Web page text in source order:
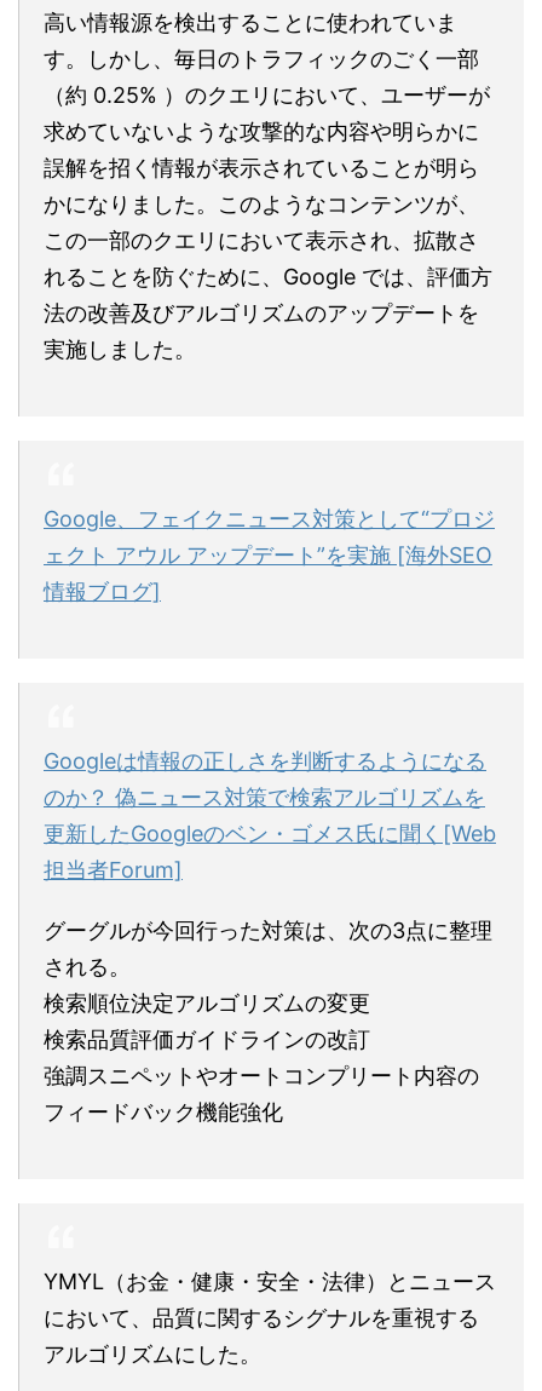
高い情報源を検出することに使われていま
す。しかし、毎日のトラフィックのごく一部
（約 0.25% ）のクエリにおいて、ユーザーが
求めていないような攻撃的な内容や明らかに
誤解を招く情報が表示されていることが明ら
かになりました。このようなコンテンツが、
この一部のクエリにおいて表示され、拡散さ
れることを防ぐために、Google では、評価方
法の改善及びアルゴリズムのアップデートを
実施しました。
Google、フェイクニュース対策として“プロジ
ェクト アウル アップデート”を実施 [海外SEO
情報ブログ]
Googleは情報の正しさを判断するようになる
のか？ 偽ニュース対策で検索アルゴリズムを
更新したGoogleのベン・ゴメス氏に聞く[Web
担当者Forum]
グーグルが今回行った対策は、次の3点に整理
される。
検索順位決定アルゴリズムの変更
検索品質評価ガイドラインの改訂
強調スニペットやオートコンプリート内容の
フィードバック機能強化
YMYL（お金・健康・安全・法律）とニュース
において、品質に関するシグナルを重視する
アルゴリズムにした。